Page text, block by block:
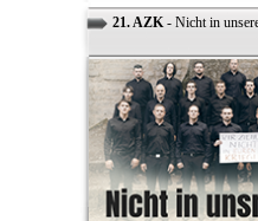
21. AZK- Nicht in